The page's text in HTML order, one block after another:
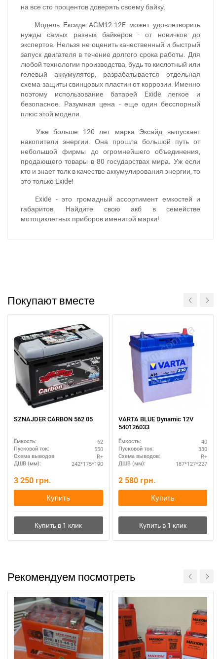
на все сто процентов доверять своему байку.
Модель Ексиде AGM12-12F может удовлетворить
нужды самых разных байкеров - от новичков до
экспертов. Нельзя не оценить качественный и быстрый
запуск двигателя в течение долгого срока работы. Для
любой технологии производства, будь то кислотный или
гелевый аккумулятор, разрабатывается отдельная
схема защиты свинцовых пластин от коррозии. Именно
поэтому использование батарей Exide легкое и
безопасное. Разумная цена - еще один бесспорный
плюс этой модели.
Уже больше 120 лет марка Эксайд выпускает
накопители энергии. Она прошла большой путь от
небольшой фирмы до огромнейшего объединения,
продающего товары в 80 государствах мира. Уж если
кто и знает толк в качестве аккумулирования энергии, то
это только Exide!
Exide - это громадный ассортимент емкостей и
габаритов. Найдите свою акб в семействе
мотоциклетных приборов именитой марки!
Покупают вместе
SZNAJDER CARBON 562 05
Ёмкость: 62
Пусковой ток: 550
Схема выводов: R+
ДШВ (мм): 242*175*190
3 250 грн.
Купить
VARTA BLUE Dynamic 12V
540126033
Ёмкость: 40
Пусковой ток: 330
Схема выводов: R+
ДШВ (мм): 187*127*227
2 580 грн.
Купить
Рекомендуем посмотреть